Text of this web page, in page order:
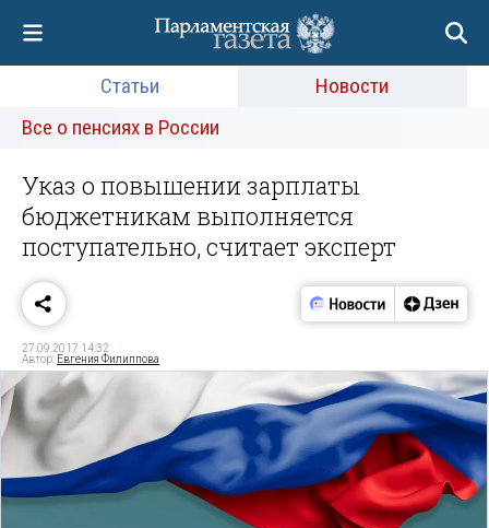
Статьи
Новости
Все о пенсиях в России
Указ о повышении зарплаты
бюджетникам выполняется
поступательно, считает эксперт
27.09.2017 14:32
Автор: Евгения Филиппова